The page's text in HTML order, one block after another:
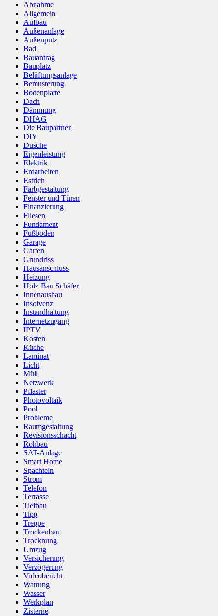
Abnahme
Allgemein
Aufbau
Außenanlage
Außenputz
Bad
Bauantrag
Bauplatz
Belüftungsanlage
Bemusterung
Bodenplatte
Dach
Dämmung
DHAG
Die Baupartner
DIY
Dusche
Eigenleistung
Elektrik
Erdarbeiten
Estrich
Farbgestaltung
Fenster und Türen
Finanzierung
Fliesen
Fundament
Fußboden
Garage
Garten
Grundriss
Hausanschluss
Heizung
Holz-Bau Schäfer
Innenausbau
Insolvenz
Instandhaltung
Internetzugang
IPTV
Kosten
Küche
Laminat
Licht
Müll
Netzwerk
Pflaster
Photovoltaik
Pool
Probleme
Raumgestaltung
Revisionsschacht
Rohbau
SAT-Anlage
Smart Home
Spachteln
Strom
Telefon
Terrasse
Tiefbau
Tipp
Treppe
Trockenbau
Trocknung
Umzug
Versicherung
Verzögerung
Videobericht
Wartung
Wasser
Werkplan
Zisterne